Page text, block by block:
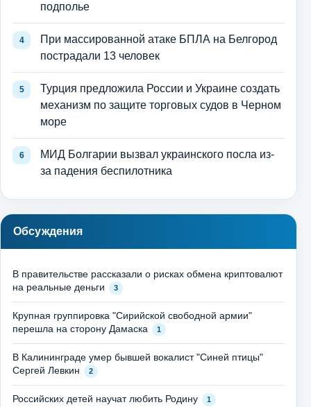
подполье
При массированной атаке БПЛА на Белгород
пострадали 13 человек
Турция предложила России и Украине создать
механизм по защите торговых судов в Черном
море
МИД Болгарии вызвал украинского посла из-
за падения беспилотника
Обсуждения
В правительстве рассказали о рисках обмена криптовалют
на реальные деньги
3
Крупная группировка "Сирийской свободной армии"
перешла на сторону Дамаска
1
В Калининграде умер бывшей вокалист "Синей птицы"
Сергей Левкин
2
Российских детей научат любить Родину 1